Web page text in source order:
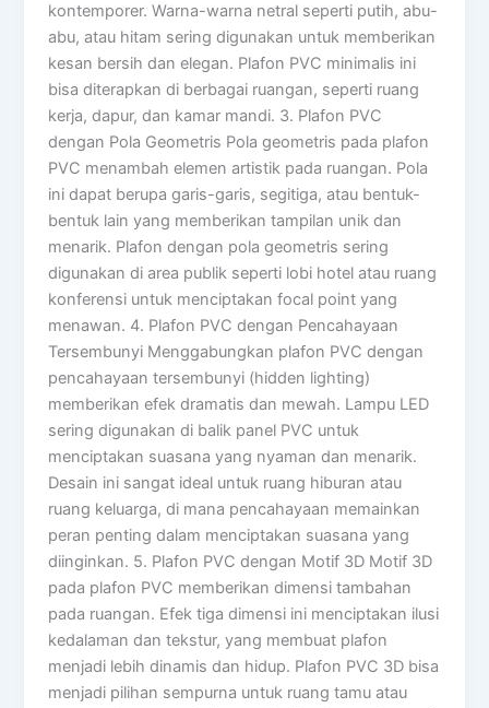
kontemporer. Warna-warna netral seperti putih, abu-
abu, atau hitam sering digunakan untuk memberikan
kesan bersih dan elegan. Plafon PVC minimalis ini
bisa diterapkan di berbagai ruangan, seperti ruang
kerja, dapur, dan kamar mandi. 3. Plafon PVC
dengan Pola Geometris Pola geometris pada plafon
PVC menambah elemen artistik pada ruangan. Pola
ini dapat berupa garis-garis, segitiga, atau bentuk-
bentuk lain yang memberikan tampilan unik dan
menarik. Plafon dengan pola geometris sering
digunakan di area publik seperti lobi hotel atau ruang
konferensi untuk menciptakan focal point yang
menawan. 4. Plafon PVC dengan Pencahayaan
Tersembunyi Menggabungkan plafon PVC dengan
pencahayaan tersembunyi (hidden lighting)
memberikan efek dramatis dan mewah. Lampu LED
sering digunakan di balik panel PVC untuk
menciptakan suasana yang nyaman dan menarik.
Desain ini sangat ideal untuk ruang hiburan atau
ruang keluarga, di mana pencahayaan memainkan
peran penting dalam menciptakan suasana yang
diinginkan. 5. Plafon PVC dengan Motif 3D Motif 3D
pada plafon PVC memberikan dimensi tambahan
pada ruangan. Efek tiga dimensi ini menciptakan ilusi
kedalaman dan tekstur, yang membuat plafon
menjadi lebih dinamis dan hidup. Plafon PVC 3D bisa
menjadi pilihan sempurna untuk ruang tamu atau